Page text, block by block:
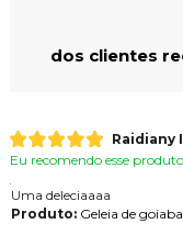
dos clientes
Raidiany
Eu recomendo esse
Uma deleciaaaa
Produto:Geleia de